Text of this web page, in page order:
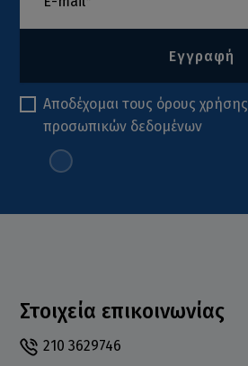
Εγγραφή
Αποδέχομαι τους όρους χρήσης
προσωπικών δεδομένων
Στοιχεία επικοινωνίας
210 3629746